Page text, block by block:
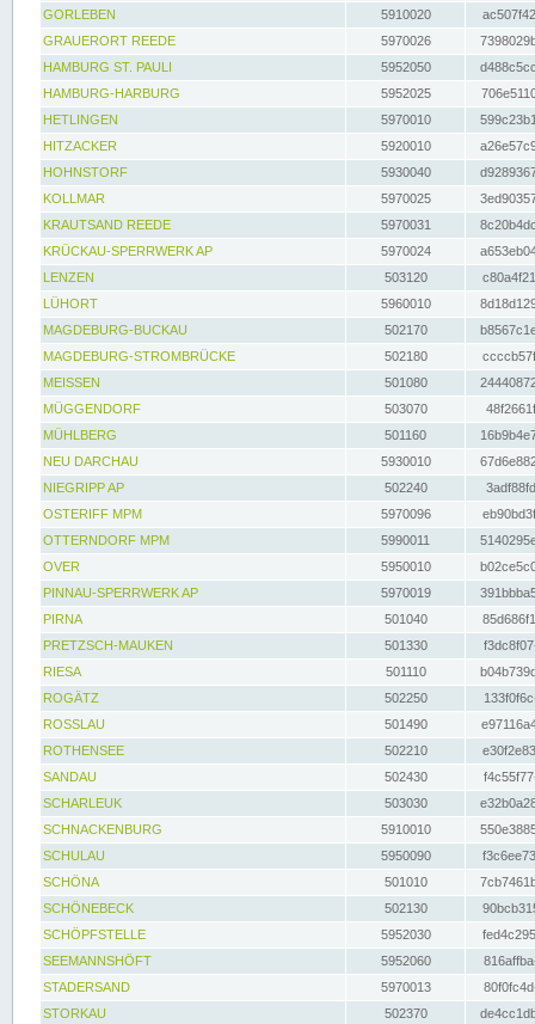
GORLEBEN
5910020
GRAUERORT REEDE
5970026
HAMBURG ST. PAULI
5952050
HAMBURG-HARBURG
5952025
HETLINGEN
5970010
HITZACKER
5920010
HOHNSTORF
5930040
KOLLMAR
5970025
KRAUTSAND REEDE
5970031
KRÜCKAU-SPERRWERK AP
5970024
LENZEN
503120
LÜHORT
5960010
MAGDEBURG-BUCKAU
502170
MAGDEBURG-STROMBRÜCKE
502180
MEISSEN
501080
MÜGGENDORF
503070
MÜHLBERG
501160
NEU DARCHAU
5930010
NIEGRIPP AP
502240
OSTERIFF MPM
5970096
OTTERNDORF MPM
5990011
OVER
5950010
PINNAU-SPERRWERK AP
5970019
PIRNA
501040
PRETZSCH-MAUKEN
501330
RIESA
501110
ROGÄTZ
502250
ROSSLAU
501490
ROTHENSEE
502210
SANDAU
502430
SCHARLEUK
503030
SCHNACKENBURG
5910010
SCHULAU
5950090
SCHÖNA
501010
SCHÖNEBECK
502130
SCHÖPFSTELLE
5952030
SEEMANNSHÖFT
5952060
STADERSAND
5970013
STORKAU
502370